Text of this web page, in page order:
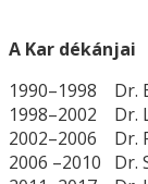
A Kar dékánjai
1990–1998 Dr.
1998–2002 Dr.
2002–2006 Dr.
2006 –2010 Dr.